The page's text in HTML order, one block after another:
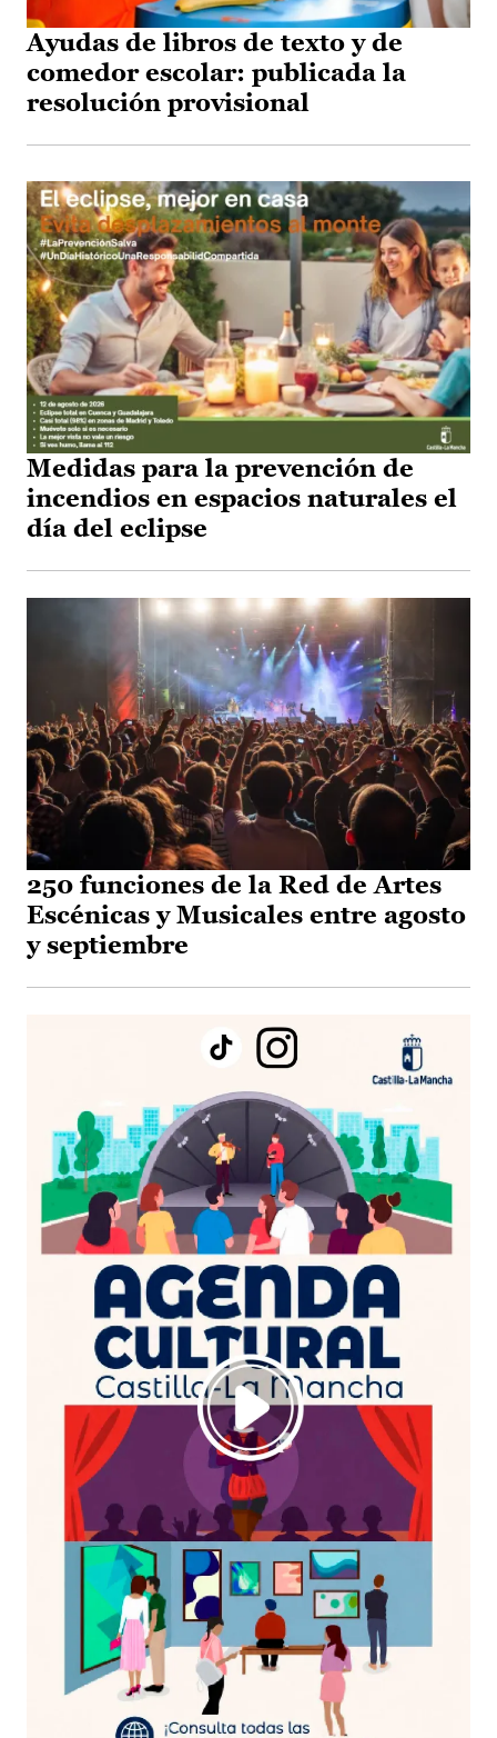
Ayudas de libros de texto y de
comedor escolar: publicada la
resolución provisional
Medidas para la prevención de
incendios en espacios naturales el
día del eclipse
250 funciones de la Red de Artes
Escénicas y Musicales entre agosto
y septiembre